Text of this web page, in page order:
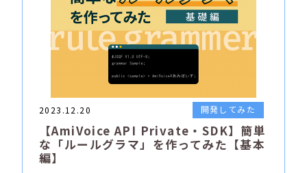
2023.12.20 開発してみた
【AmiVoice API Private・SDK】簡単
な「ルールグラマ」を作ってみた【基本
編】